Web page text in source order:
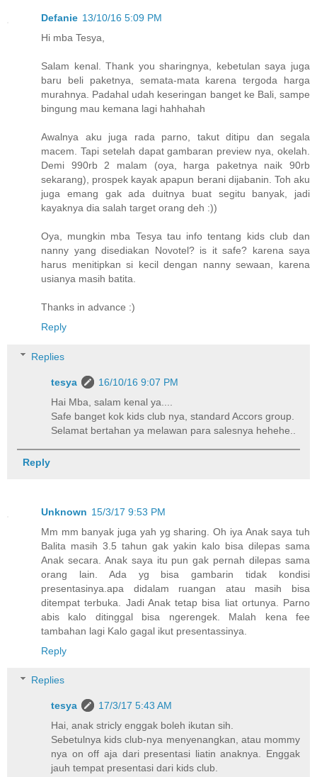
Defanie 13/10/16 5:09 PM
Hi mba Tesya,
Salam kenal. Thank you sharingnya, kebetulan saya juga
baru beli paketnya, semata-mata karena tergoda harga
murahnya. Padahal udah keseringan banget ke Bali, sampe
bingung mau kemana lagi hahhahah
Awalnya aku juga rada parno, takut ditipu dan segala
macem. Tapi setelah dapat gambaran preview nya, okelah.
Demi 990rb 2 malam (oya, harga paketnya naik 90rb
sekarang), prospek kayak apapun berani dijabanin. Toh aku
juga emang gak ada duitnya buat segitu banyak, jadi
kayaknya dia salah target orang deh :))
Oya, mungkin mba Tesya tau info tentang kids club dan
nanny yang disediakan Novotel? is it safe? karena saya
harus menitipkan si kecil dengan nanny sewaan, karena
usianya masih batita.
Thanks in advance :)
Reply
Replies
tesya
16/10/16 9:07 PM
Hai Mba, salam kenal ya....
Safe banget kok kids club nya, standard Accors group.
Selamat bertahan ya melawan para salesnya hehehe..
Reply
Unknown 15/3/17 9:53 PM
Mm mm banyak juga yah yg sharing. Oh iya Anak saya tuh
Balita masih 3.5 tahun gak yakin kalo bisa dilepas sama
Anak secara. Anak saya itu pun gak pernah dilepas sama
orang lain. Ada yg bisa gambarin tidak kondisi
presentasinya.apa didalam ruangan atau masih bisa
ditempat terbuka. Jadi Anak tetap bisa liat ortunya. Parno
abis kalo ditinggal bisa ngerengek. Malah kena fee
tambahan lagi Kalo gagal ikut presentassinya.
Reply
Replies
tesya
17/3/17 5:43 AM
Hai, anak stricly enggak boleh ikutan sih.
Sebetulnya kids club-nya menyenangkan, atau mommy
nya on off aja dari presentasi liatin anaknya. Enggak
jauh tempat presentasi dari kids club.